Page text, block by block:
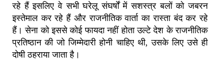
रहे हैं इसलिएवे सभी घरेलू संघर्षों में सशस्त्र बलों को जबरन
इस्तेमाल कर रहे हैं और राजनीतिक वार्ता का रास्ता बंद कर रहे
हैं। सेना को इससे कोई फायदा नहीं होता उल्टे देश के राजनीतिक
प्रतिष्ठान की जो जिम्मेदारी होनी चाहिए थी,उसके लिए उसे ही
दोषी ठहराया जाता है।